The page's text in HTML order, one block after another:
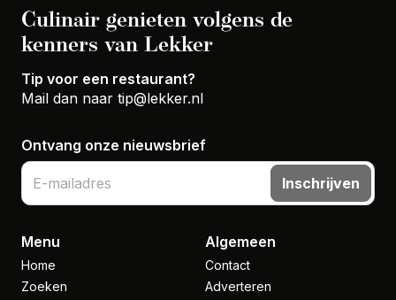
Culinair genieten volgens de
kenners van Lekker
Tip voor een restaurant?
Mail dan naar tip@lekker.nl
Ontvang onze nieuwsbrief
Inschrijven
Menu
Home
Zoeken
Algemeen
Contact
Adverteren